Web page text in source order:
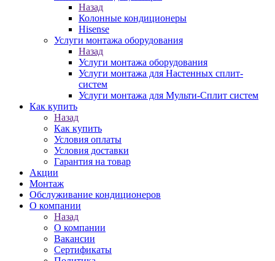
Назад
Колонные кондиционеры
Hisense
Услуги монтажа оборудования
Назад
Услуги монтажа оборудования
Услуги монтажа для Настенных сплит-
систем
Услуги монтажа для Мульти-Сплит систем
Как купить
Назад
Как купить
Условия оплаты
Условия доставки
Гарантия на товар
Акции
Монтаж
Обслуживание кондиционеров
О компании
Назад
О компании
Вакансии
Сертификаты